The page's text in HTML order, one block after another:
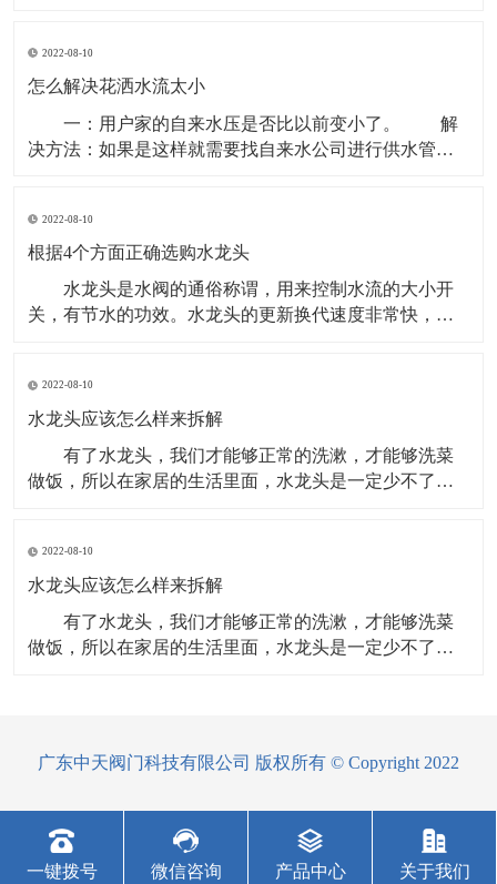
言，铜早已成为当仁不让的材质，主要是因为铜介质的
抗菌效用是早已获得权威实验室的检测认可的。高档的
2022-08-10
怎么解决花洒水流太小
一：用户家的自来水压是否比以前变小了。 解
决方法：如果是这样就需要找自来水公司进行供水管路
水阀先天不足、通径小，节流导致出水量变小。 解
决方法：可拆卸混水阀的进口端、以软管将其
2022-08-10
根据4个方面正确选购水龙头
水龙头是水阀的通俗称谓，用来控制水流的大小开
关，有节水的功效。水龙头的更新换代速度非常快，从
头。现在，越来越多的消费者选购水龙头，都会从材
质、功能、造型等多方面来综合考虑。可根据以下几点
选购。 看
2022-08-10
水龙头应该怎么样来拆解
有了水龙头，我们才能够正常的洗漱，才能够洗菜
做饭，所以在家居的生活里面，水龙头是一定少不了
就来给大家具体的介绍一下。 方法/步骤 准备工
作：在更换水龙头前，小编首先将进水阀关闭掉。进水
2022-08-10
水龙头应该怎么样来拆解
有了水龙头，我们才能够正常的洗漱，才能够洗菜
做饭，所以在家居的生活里面，水龙头是一定少不了
作：在更换水龙头前，小编首先将进水阀关闭掉。进水
阀位于厨
广东中天阀门科技有限公司 版权所有 © Copyright 2022
一键拨号 微信咨询 产品中心 关于我们